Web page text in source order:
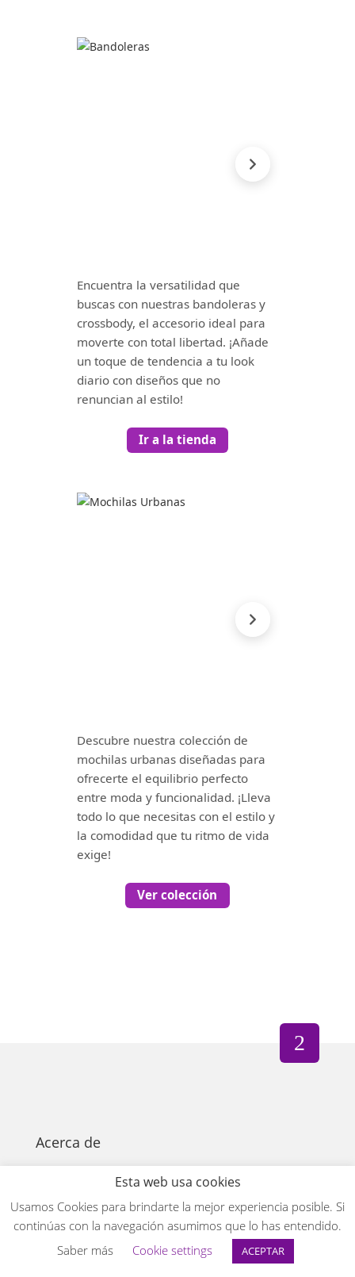
Encuentra la versatilidad que
buscas con nuestras bandoleras y
crossbody, el accesorio ideal para
moverte con total libertad. ¡Añade
un toque de tendencia a tu look
diario con diseños que no
renuncian al estilo!
Ir a la tienda
Descubre nuestra colección de
mochilas urbanas diseñadas para
ofrecerte el equilibrio perfecto
entre moda y funcionalidad. ¡Lleva
todo lo que necesitas con el estilo y
la comodidad que tu ritmo de vida
exige!
Ver colección
Acerca de
Términos y Condiciones
Política de privacidad